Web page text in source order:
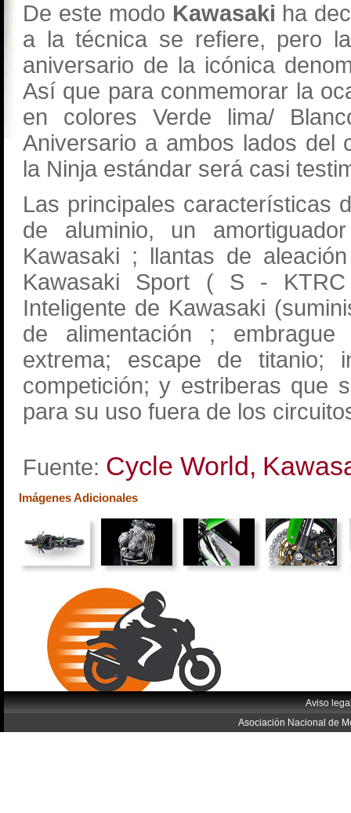
De este modo Kawasaki ha
a la técnica se refiere, pero
aniversario de la icónica
Así que para conmemorar la
en colores Verde lima/
Aniversario a ambos lados del
la Ninja estándar será casi
Las principales características
de aluminio, un
Kawasaki ; llantas de
Kawasaki Sport ( S -
Inteligente de Kawasaki
de alimentación ; embrague
extrema; escape de titanio;
competición; y estriberas que
para su uso fuera de los
Fuente: Cycle World,
Imágenes Adicionales
Aviso
Asociación Nacional de